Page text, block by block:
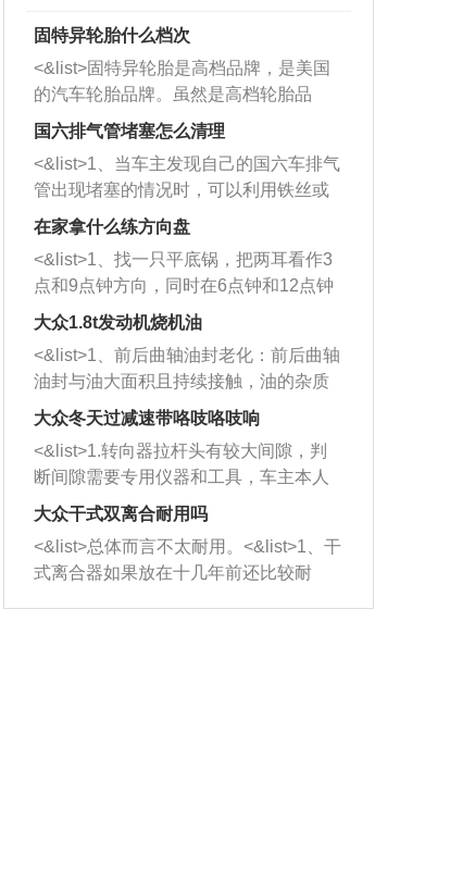
固特异轮胎什么档次
<&list>固特异轮胎是高档品牌，是美国
的汽车轮胎品牌。虽然是高档轮胎品
牌，但是中高低端的轮胎都有生产，这
也是为了更好的开拓市场。
国六排气管堵塞怎么清理
<&list>1、当车主发现自己的国六车排气
管出现堵塞的情况时，可以利用铁丝或
者是细棍，直接将杂物给取出来，如果
堵塞情况比较严重，也可以采取应急措
施。 <&list>2、直接利用木棍将所有的
杂物推到排气管里面的位置处，然后将
三元催化器拆解开，就可以将堵塞的东
西取出来。但如果是因为积碳过多引起
的堵塞，就需要将三元催化器泡在草酸
洗剂对堵塞的情况得到解决，将清洗剂
放在燃油箱中，与燃油混合后，车辆启
动时，就可以和汽油一起进入到燃烧
室，最后形成废气排出，就可以让三元
催化器得到清洗，排气管堵塞的情况就
能够得到解决。
在家拿什么练方向盘
<&list>1、找一只平底锅，把两耳看作3
点和9点钟方向，同时在6点钟和12点钟
方向做一个标记。 <&list>2、双手握住
一圈半的练习，往右同样也要打相同的
圈数。 <&list>3、最后强调要反复练
习，这样就可以形成肌肉记忆，在真实
驾驶车辆时，不需要记忆也能打好方
向。
大众1.8t发动机烧机油
<&list>1、前后曲轴油封老化：前后曲轴
油封与油大面积且持续接触，油的杂质
和发动机内持续温度变化使其密封效果
逐渐减弱，导致渗油或漏油。<&list>2、
活塞间隙过大：积碳会使活塞环与缸体
的间隙扩大，导致机油流入燃烧室中，
造成烧机油。<&list>3、机油粘度。使用
机油粘度过小的话，同样会有烧机油现
象，机油粘度过小具有很好的流动性，
大众冬天过减速带咯吱咯吱响
<&list>1.转向器拉杆头有较大间隙，判
断间隙需要专用仪器和工具，车主本人
无法制作，需要将车辆送到修理厂或4s
店；<&list>2.车辆半轴套管防尘罩破
裂，破裂后会出现漏油现象，使半轴磨
损严重，磨损的半轴容易损坏，产生异
响；<&list>3.稳定器的转向胶套和球头
大众干式双离合耐用吗
<&list>总体而言不太耐用。<&list>1、干
式离合器如果放在十几年前还比较耐